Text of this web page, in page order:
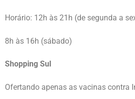
Horário: 12h às 21h (de segunda a
8h às 16h (sábado)
Shopping Sul
Ofertando apenas as vacinas contra